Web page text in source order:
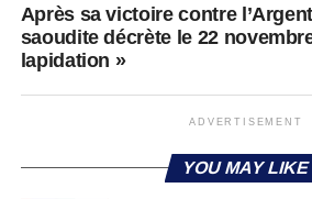
Après sa victoire contre
saoudite décrète le 22
lapidation »
ADVERTISEMENT
YOU MAY LIKE